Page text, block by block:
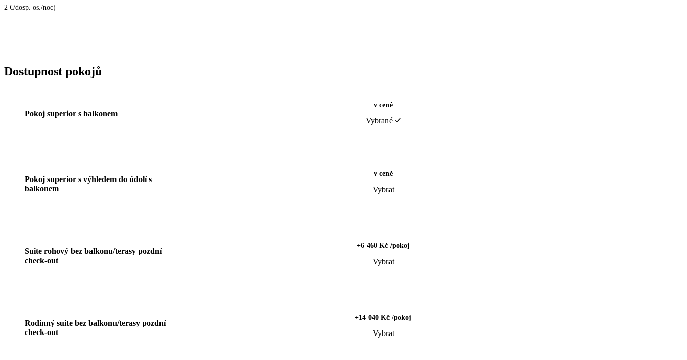
2 €/dosp. os./noc)
Dostupnost pokojů
Pokoj superior s balkonem
v ceně
Vybrané
Pokoj superior s výhledem do údolí s
balkonem
v ceně
Vybrat
Suite rohový bez balkonu/terasy pozdní
check-out
+6 460 Kč /pokoj
Vybrat
Rodinný suite bez balkonu/terasy pozdní
check-out
+14 040 Kč /pokoj
Vybrat